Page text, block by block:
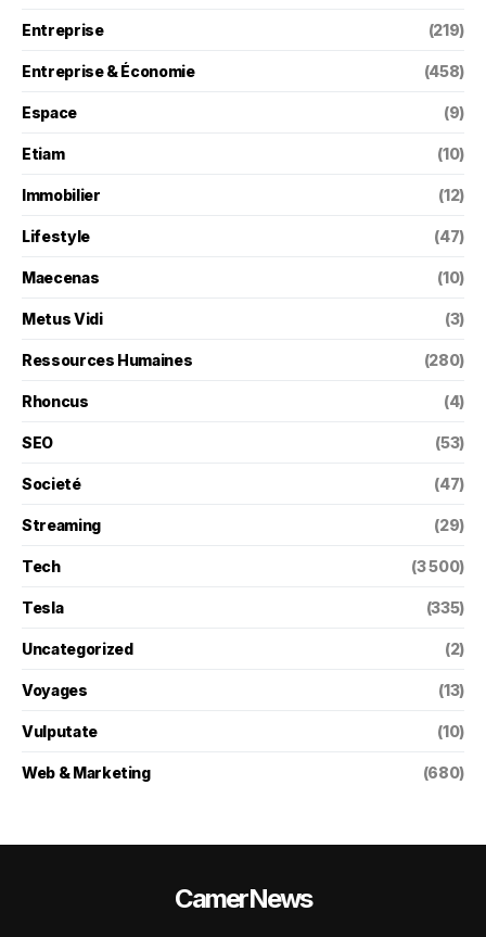
Entreprise (219)
Entreprise & Économie (458)
Espace (9)
Etiam (10)
Immobilier (12)
Lifestyle (47)
Maecenas (10)
Metus Vidi (3)
Ressources Humaines (280)
Rhoncus (4)
SEO (53)
Societé (47)
Streaming (29)
Tech (3 500)
Tesla (335)
Uncategorized (2)
Voyages (13)
Vulputate (10)
Web & Marketing (680)
CamerNews